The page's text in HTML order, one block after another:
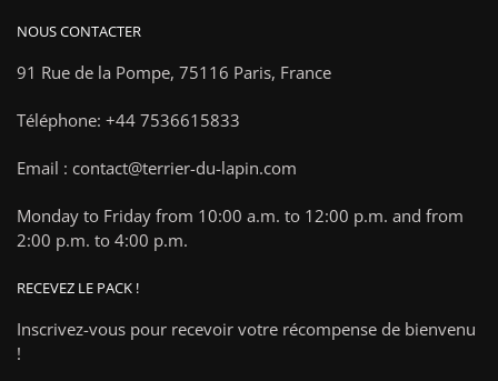
NOUS CONTACTER
91 Rue de la Pompe, 75116 Paris, France
Téléphone: +44 7536615833
Email : contact@terrier-du-lapin.com
Monday to Friday from 10:00 a.m. to 12:00 p.m. and from
2:00 p.m. to 4:00 p.m.
RECEVEZ LE PACK !
Inscrivez-vous pour recevoir votre récompense de bienvenu
!